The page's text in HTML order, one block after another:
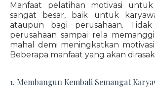
Manfaat pelatihan motivasi
sangat besar, baik untuk
ataupun bagi perusahaan.
perusahaan sampai rela
mahal demi meningkatkan
Beberapa manfaat yang akan
1. Membangun Kembali Semangat